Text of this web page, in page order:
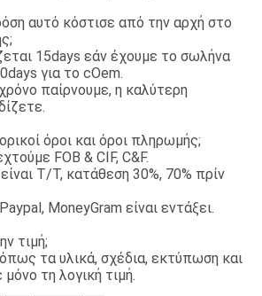
αυτό κόστισε από την αρχή στο
15days εάν έχουμε το σωλήνα
για το cOem.
παίρνουμε, η καλύτερη
όροι και όροι πληρωμής;
FOB & CIF, C&F.
T/T, κατάθεση 30%, 70% πρίν
MoneyGram είναι εντάξει.
τιμή;
τα υλικά, σχέδια, εκτύπωση και
τη λογική τιμή.